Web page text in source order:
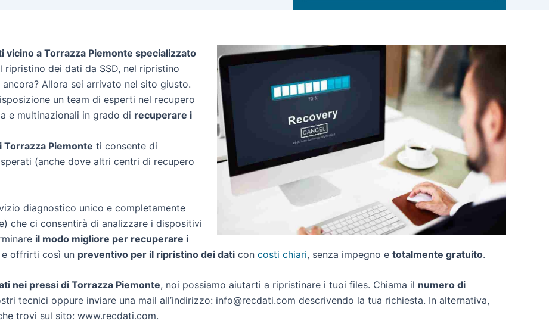
vicino a Torrazza Piemonte specializzato
ripristino dei dati da SSD, nel ripristino
Allora sei arrivato nel sito giusto.
un team di esperti nel recupero
e multinazionali in grado di recuperare i
Piemonte ti consente di
(anche dove altri centri di recupero
diagnostico unico e completamente
che ci consentirà di analizzare i dispositivi
il modo migliore per recuperare i
e offrirti così un preventivo per il ripristino dei dati con costi chiari, senza impegno e totalmente gratuito.
nei pressi di Torrazza Piemonte, noi possiamo aiutarti a ripristinare i tuoi files. Chiama il numero di
tecnici oppure inviare una mail all’indirizzo: info@recdati.com descrivendo la tua richiesta. In alternativa,
trovi sul sito: www.recdati.com.